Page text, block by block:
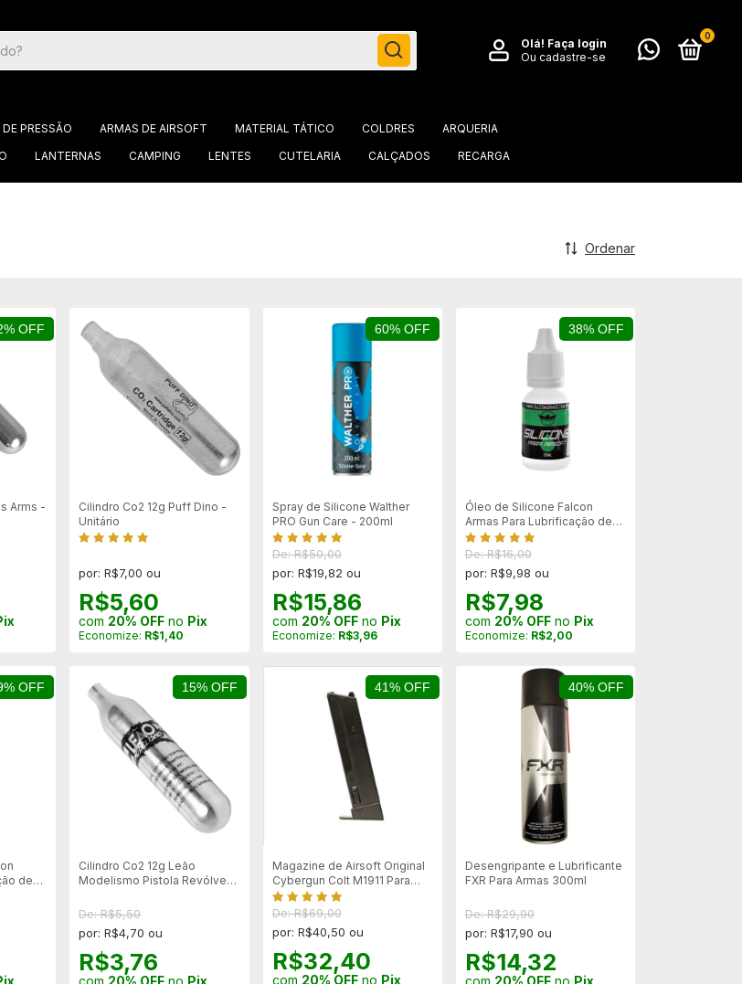
Olá! Faça login
Ou cadastre-se
0
PRESSÃO ARMAS DE AIRSOFT MATERIAL TÁTICO COLDRES
ARQUERIA
LANTERNAS CAMPING LENTES CUTELARIA CALÇADOS RECARGA
Ordenar
OFF
Arms -
Cilindro Co2 12g Puff Dino -
Unitário
por: R$7,00 ou
R$5,60
com 20% OFF no Pix
Economize: R$1,40
60% OFF
Spray de Silicone Walther
PRO Gun Care - 200ml
De: R$50,00
por: R$19,82 ou
R$15,86
com 20% OFFno Pix
Economize: R$3,96
38% OFF
Óleo de Silicone Falcon
Armas Para Lubrificação de
Hopup - 10ml
De: R$16,00
por: R$9,98 ou
R$7,98
com 20% OFFno Pix
Economize: R$2,00
OFF
de
15% OFF
Cilindro Co2 12g Leão
Modelismo Pistola Revólver
De: R$5,50
por: R$4,70 ou
R$3,76
com 20% OFF no Pix
41% OFF
Magazine de Airsoft Original
Cybergun Colt M1911 Para
Modelos 180116 - 18012
De: R$69,00
por: R$40,50 ou
R$32,40
com 20% OFFno Pix
40% OFF
Desengripante e Lubrificante
FXR Para Armas 300ml
De: R$29,90
por: R$17,90 ou
R$14,32
com 20% OFFno Pix